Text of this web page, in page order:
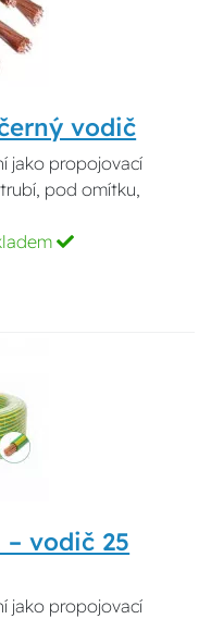
vodič
jako propojovací
pod omítku,
vodič 25
jako propojovací